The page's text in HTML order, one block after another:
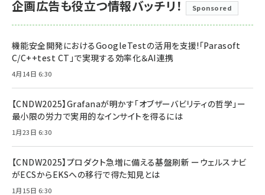
企画広告も役立つ情報バッチリ！ Sponsored
機能安全開発におけるGoogleTestの活用を支援!「Parasoft
C/C++test CT」で実現する効率化＆AI連携
4月14日 6:30
【CNDW2025】Grafanaが明かす「オブザーバビリティの哲学」ー
最小限の労力で実用的なインサイトを得るには
1月23日 6:30
【CNDW2025】プロダクト急増に備える基盤刷新 ーウェルスナビ
がECSからEKSへの移行で得た知見とは
1月15日 6:30